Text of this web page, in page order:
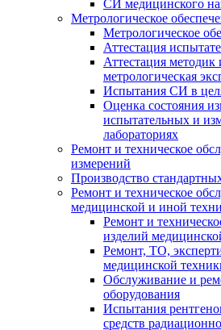
СИ медицинского
Метрологическое
Метрологическое
Аттестация
Аттестация методик
метрологическая
Испытания СИ в
Оценка состояния
испытательных и
лабораториях
Ремонт и техническое
измерений
Производство
Ремонт и техническое
медицинской и иной
Ремонт и
изделий
Ремонт, ТО,
медицинской
Обслуживание и
оборудования
Испытания
средств